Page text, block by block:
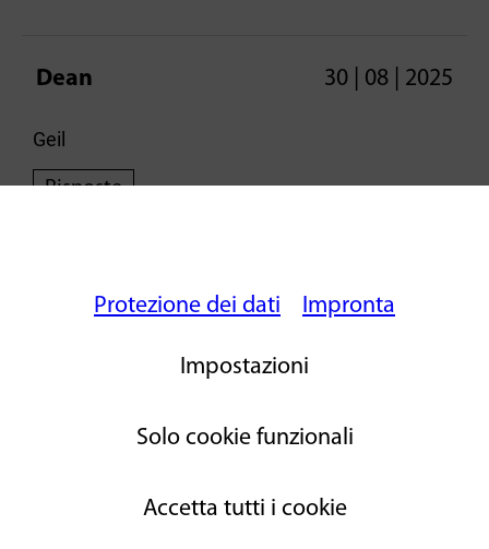
Dean 30 | 08 | 2025
Geil
Risposte
Protezione dei dati Impronta
Impostazioni
Solo cookie funzionali
Accetta tutti i cookie